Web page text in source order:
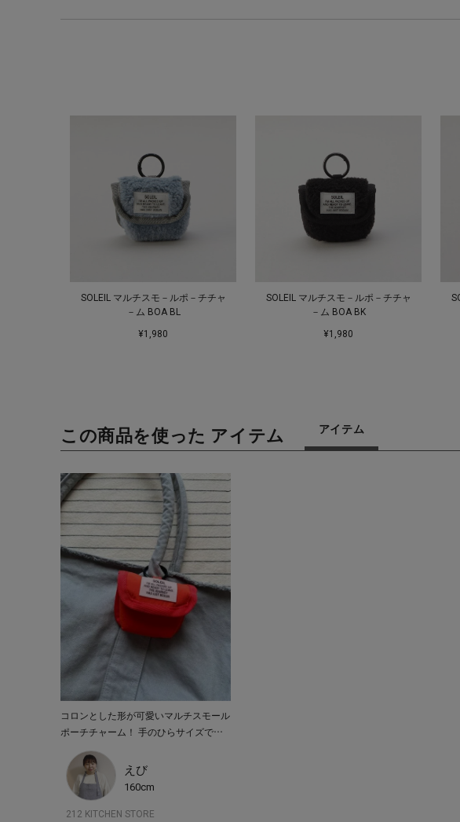
SOLEIL マルチスモ－ルポ－チチャ
－ム BOA BL
¥1,980
SOLEIL マルチスモ－ルポ－チチャ
－ム BOA BK
¥1,980
この商品を使った アイテム
コロンとした形が可愛いマルチスモール
ポーチチャーム！ 手のひらサイズで、
ワイヤレスイヤホンを入れたり、小物の
収納にとっても最適です♪ これでもうバ
ッグの中で迷子になりません！ カラビ
ナ付きで、可愛くバッグに取り付けるこ
とができます。 素材は撥水加工が施さ
えび
160cm
212 KITCHEN STORE